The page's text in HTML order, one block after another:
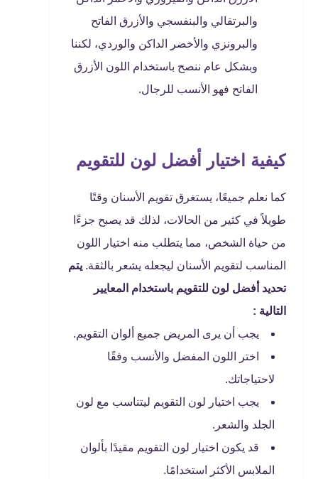
والبرتقالي والبنفسجي والأزرق الفاتح
والبرونزي والأخضر الداكن والوردي، لكننا
وبشكل عام ننصح باستخدام اللون الأزرق
الفاتح فهو الأنسب للرجال.
كيفية اختيار أفضل لون للتقويم
كما نعلم جميعًا، يستغرق تقويم الأسنان وقتًا
طويلاً في كثير من الحالات، لذلك قد يصبح جزءًا
من حياة الشخص، مما يتطلب منه اختيار اللون
المناسب لتقويم الأسنان ليجعله يشعر بالثقة. يتم
تحديد أفضل لون للتقويم باستخدام المعايير
التالية :
يجب أن يرى المريض جميع ألوان التقويم.
اختر اللون المفضل والأنسب وفقًا
لاحتياجاتك.
يجب اختيار لون التقويم ليتناسب مع لون
الجلد والشعر.
قد يكون اختيار لون التقويم مقيدًا بألوان
الملابس الأكثر استخدامًا.